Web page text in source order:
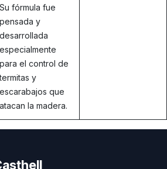
Su fórmula fue
pensada y
desarrollada
especialmente
para el control de
termitas y
escarabajos que
atacan la madera.